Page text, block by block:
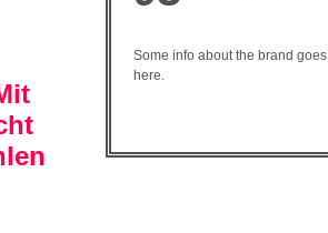
Some info about the brand goes
here.